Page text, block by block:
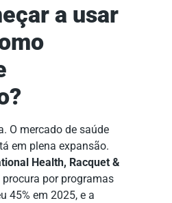
a usar
O mercado de saúde
em plena expansão.
Health, Racquet &
procura por programas
45% em 2025, e a